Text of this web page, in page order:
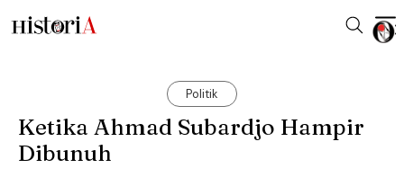
Politik
Ketika Ahmad Subardjo Hampir
Dibunuh